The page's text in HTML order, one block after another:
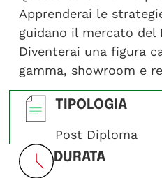
Apprenderai le
guidano il mercato del
Diventerai una figura
gamma, showroom e
TIPOLOGIA
Post Diploma
DURATA